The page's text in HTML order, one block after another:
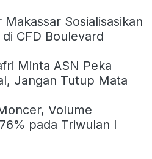
Sosialisasikan
CFD Boulevard
Minta ASN Peka
Jangan Tutup Mata
Volume
pada Triwulan I